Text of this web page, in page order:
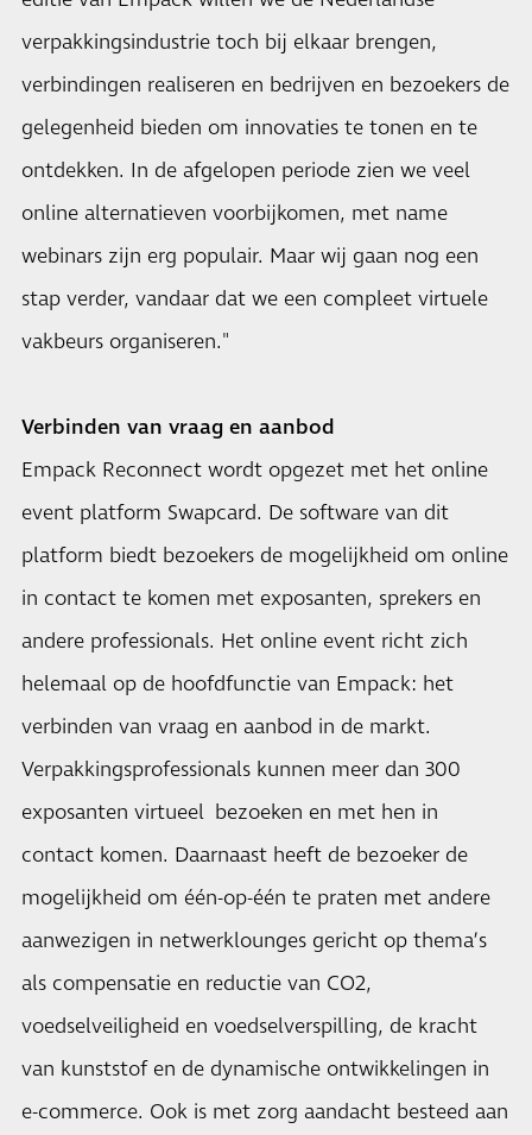
verpakkingsindustrie toch bij elkaar brengen,
verbindingen realiseren en bedrijven en bezoekers de
gelegenheid bieden om innovaties te tonen en te
ontdekken. In de afgelopen periode zien we veel
online alternatieven voorbijkomen, met name
webinars zijn erg populair. Maar wij gaan nog een
stap verder, vandaar dat we een compleet virtuele
vakbeurs organiseren."
Verbinden van vraag en aanbod
Empack Reconnect wordt opgezet met het online
event platform Swapcard. De software van dit
platform biedt bezoekers de mogelijkheid om online
in contact te komen met exposanten, sprekers en
andere professionals. Het online event richt zich
helemaal op de hoofdfunctie van Empack: het
verbinden van vraag en aanbod in de markt.
Verpakkingsprofessionals kunnen meer dan 300
exposanten virtueel bezoeken en met hen in
contact komen. Daarnaast heeft de bezoeker de
mogelijkheid om één-op-één te praten met andere
aanwezigen in netwerklounges gericht op thema’s
als compensatie en reductie van CO2,
voedselveiligheid en voedselverspilling, de kracht
van kunststof en de dynamische ontwikkelingen in
e-commerce. Ook is met zorg aandacht besteed aan